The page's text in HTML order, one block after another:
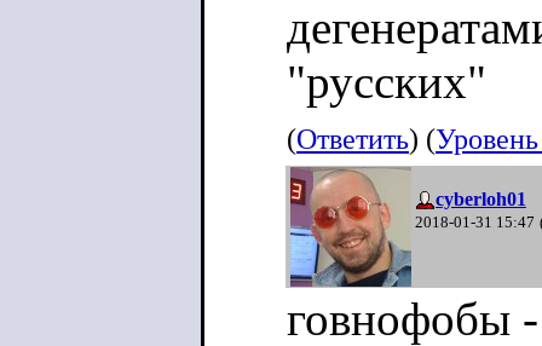
"русских"
(Ответить) (
cyberloh01
2018-01-31 15:47
говнофобы